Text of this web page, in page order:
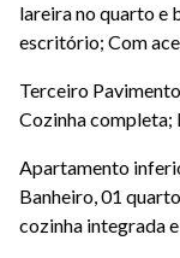
lareira no quarto e
escritório; Com
Terceiro
Cozinha completa;
Apartamento
Banheiro, 01
cozinha integrada